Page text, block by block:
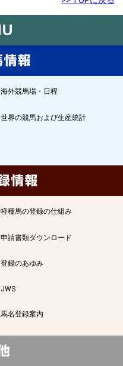
海外競馬場・日程
世界の競馬および生産統計
軽種馬の登録の仕組み
申請書類ダウンロード
登録のあゆみ
JWS
馬名登録案内